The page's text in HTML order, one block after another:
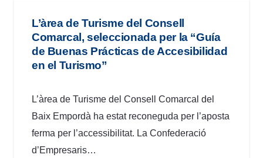
L’àrea de Turisme del Consell
Comarcal, seleccionada per la “Guía
de Buenas Prácticas de Accesibilidad
en el Turismo”
L’àrea de Turisme del Consell Comarcal del
Baix Empordà ha estat reconeguda per l’aposta
ferma per l’accessibilitat. La Confederació
d’Empresaris…